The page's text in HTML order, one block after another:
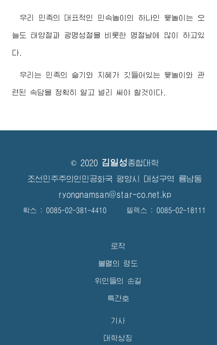
우리 민족의 대표적인 민속놀이의 하나인 윷놀이는 오
늘도 태양절과 광명성절을 비롯한 명절날에 많이 하고있
다.
우리는 민족의 슬기와 지혜가 깃들어있는 윷놀이와 관
련된 속담을 정확히 알고 널리 써야 할것이다.
© 2020 김일성종합대학
조선민주주의인민공화국 평양시 대성구역 룡남동
ryongnamsan@star-co.net.kp
확스 : 0085-02-381-4410 텔렉스 : 0085-02-18111
로작
불멸의 령도
위인들의 손길
특간호
기사
대학상징